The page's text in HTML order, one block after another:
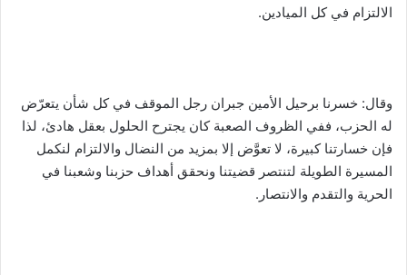
الالتزام في كل الميادين.
وقال: خسرنا برحيل الأمين جبران رجل الموقف في كل شأن يتعرّض
له الحزب، ففي الظروف الصعبة كان يجترح الحلول بعقل هادئ، لذا
فإن خسارتنا كبيرة، لا تعوَّض إلا بمزيد من النضال والالتزام لنكمل
المسيرة الطويلة لتنتصر قضيتنا ونحقق أهداف حزبنا وشعبنا في
الحرية والتقدم والانتصار.